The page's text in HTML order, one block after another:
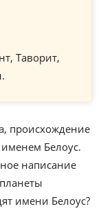
Таворит,
происхождение
Белоус.
написание
имени Белоус?